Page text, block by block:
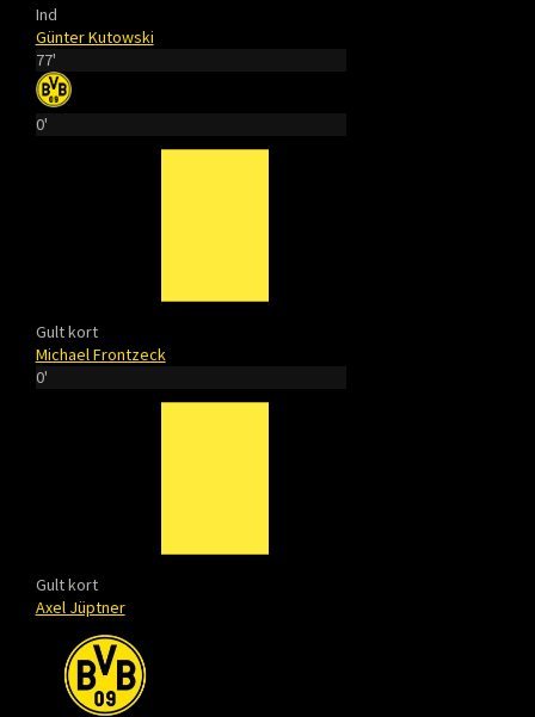
Ind
Günter Kutowski
77'
0'
Gult kort
Michael Frontzeck
0'
Gult kort
Axel Jüptner